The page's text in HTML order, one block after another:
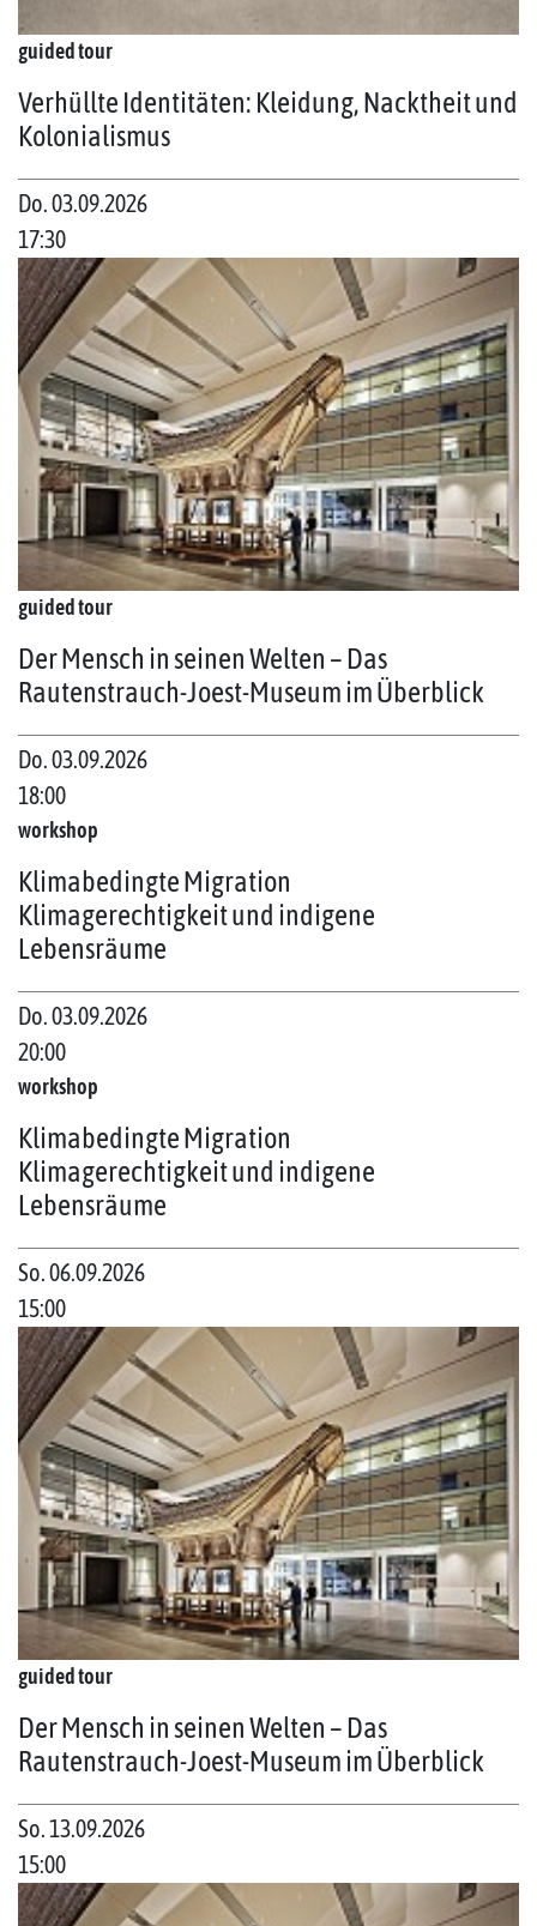
guided tour
Verhüllte Identitäten: Kleidung, Nacktheit und
Kolonialismus
Do. 03.09.2026
17:30
guided tour
Der Mensch in seinen Welten – Das
Rautenstrauch-Joest-Museum im Überblick
Do. 03.09.2026
18:00
workshop
Klimabedingte Migration
Klimagerechtigkeit und indigene
Lebensräume
Do. 03.09.2026
20:00
workshop
Klimabedingte Migration
Klimagerechtigkeit und indigene
Lebensräume
So. 06.09.2026
15:00
guided tour
Der Mensch in seinen Welten – Das
Rautenstrauch-Joest-Museum im Überblick
So. 13.09.2026
15:00